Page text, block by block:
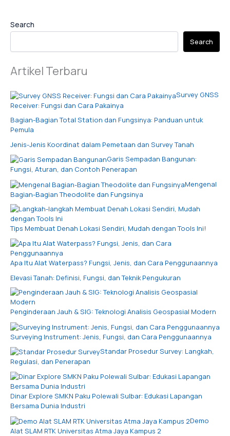
Search
Search
Artikel Terbaru
Survey GNSS
Receiver: Fungsi dan Cara Pakainya
Bagian-Bagian Total Station dan Fungsinya: Panduan untuk
Pemula
Jenis-Jenis Koordinat dalam Pemetaan dan Survey Tanah
Garis Sempadan Bangunan:
Fungsi, Aturan, dan Contoh Penerapan
Mengenal
Bagian-Bagian Theodolite dan Fungsinya
Tips Membuat Denah Lokasi Sendiri, Mudah dengan Tools Ini!
Apa Itu Alat Waterpass? Fungsi, Jenis, dan Cara Penggunaannya
Elevasi Tanah: Definisi, Fungsi, dan Teknik Pengukuran
Penginderaan Jauh & SIG: Teknologi Analisis Geospasial Modern
Surveying Instrument: Jenis, Fungsi, dan Cara Penggunaannya
Standar Prosedur Survey: Langkah,
Regulasi, dan Penerapan
Dinar Explore SMKN Paku Polewali Sulbar: Edukasi Lapangan
Bersama Dunia Industri
Demo
Alat SLAM RTK Universitas Atma Jaya Kampus 2